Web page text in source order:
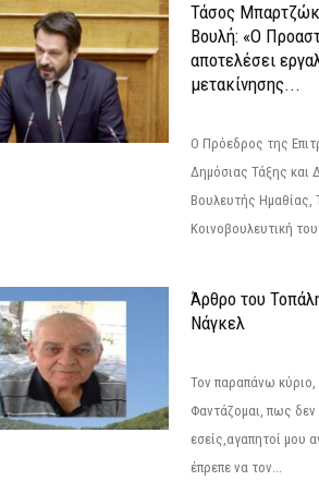
Τάσος
Βουλή: «Ο
αποτελέσει
μετακίνησης...
Ο Πρόεδρος της
Δημόσιας Τάξης και
Βουλευτής
Κοινοβουλευτική
Άρθρο του
Νάγκελ
Τον παραπάνω
Φαντάζομαι, πως δεν
εσείς,αγαπητοί μου
έπρεπε να τον...